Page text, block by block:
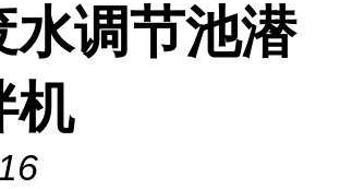
水调节池潜
机